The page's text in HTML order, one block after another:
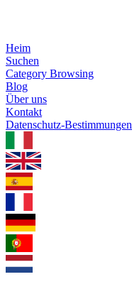
Heim
Suchen
Category Browsing
Blog
Über uns
Kontakt
Datenschutz-Bestimmungen